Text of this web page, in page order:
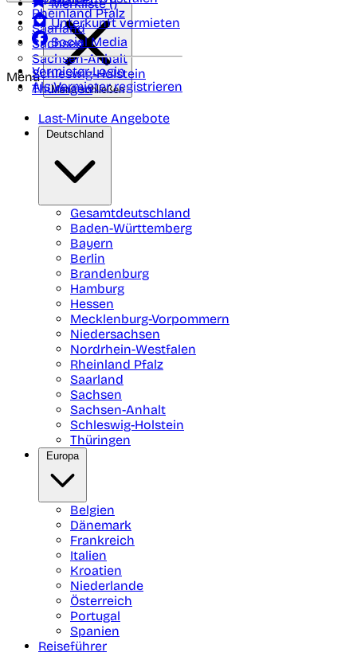
Rheinland Pfalz
Saarland
Sachsen
Sachsen-Anhalt
Schleswig-Holstein
Thüringen
Merkliste ()
Unterkunft vermieten
Social Media
Vermieter-Login
Als Vermieter registrieren
Menü
Menü schließen
Last-Minute Angebote
Deutschland
Gesamtdeutschland
Baden-Württemberg
Bayern
Berlin
Brandenburg
Hamburg
Hessen
Mecklenburg-Vorpommern
Niedersachsen
Nordrhein-Westfalen
Rheinland Pfalz
Saarland
Sachsen
Sachsen-Anhalt
Schleswig-Holstein
Thüringen
Europa
Belgien
Dänemark
Frankreich
Italien
Kroatien
Niederlande
Österreich
Portugal
Spanien
Reiseführer